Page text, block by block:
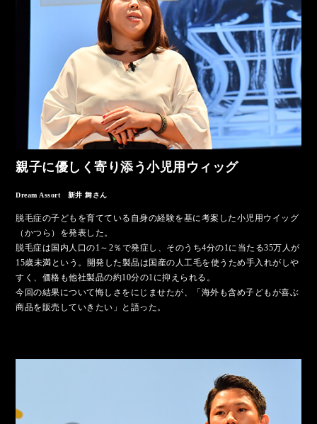
親子に優しく寄り添う小児用ウィッグ
Dream Assort 新井 舞さん
脱毛症の子どもを育てている自身の経験を基に考案した小児用ウイッグ
（かつら）を発表した。
脱毛症は国内人口の1～2％で発症し、そのうち4分の1に当たる35万人が
15歳未満という。開発した製品は国産の人工毛を使うため手入れがしや
すく、価格も他社製品の約10分の1に抑えられる。
今回の結果について悔しさをにじませたが、「海外も含め子どもが喜ぶ
商品を販売していきたい」と語った。